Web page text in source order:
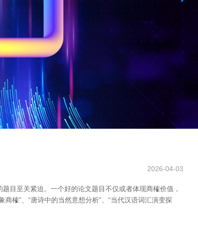
2026-04-03
目至关紧迫。一个好的论文题目不仅或者体现商榷价值，
榷”、“唐诗中的当然意想分析”、“当代汉语词汇演变探